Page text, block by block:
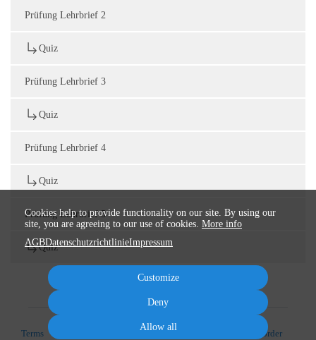
Prüfung Lehrbrief 2
Quiz
Prüfung Lehrbrief 3
Quiz
Prüfung Lehrbrief 4
Quiz
Prüfung Lehrbrief 5
Quiz
Terms Cancel subscription Cancel order
Cookies help to provide functionality on our site. By using our
site, you are agreeing to our use of cookies. More info
AGBDatenschutzrichtlinieImpressum
Customize
Deny
Allow all